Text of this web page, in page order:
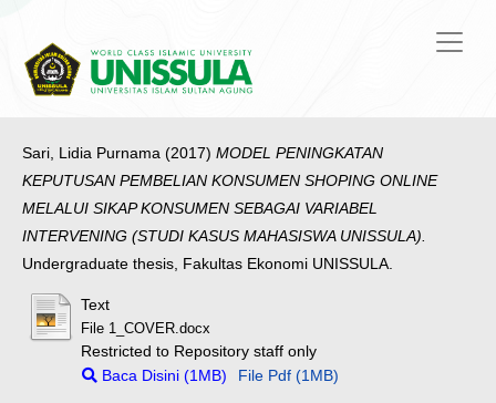
Sari, Lidia Purnama (2017) MODEL PENINGKATAN
KEPUTUSAN PEMBELIAN KONSUMEN SHOPING ONLINE
MELALUI SIKAP KONSUMEN SEBAGAI VARIABEL
INTERVENING (STUDI KASUS MAHASISWA UNISSULA).
Undergraduate thesis, Fakultas Ekonomi UNISSULA.
Text
File 1_COVER.docx
Restricted to Repository staff only
Baca Disini (1MB)
File Pdf (1MB)